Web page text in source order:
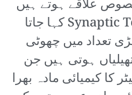
علاقے ہوتے ہیں
جنہیں Synaptic Terminals کہا جاتا
تعداد میں چھوٹی
ہوتی ہیں جن
کا کیمیائی مادہ بھرا